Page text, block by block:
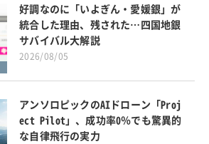
好調なのに「いよぎん・愛媛銀」が
統合した理由、残された…四国地銀
サバイバル大解説
2026/08/05
アンソロピックのAIドローン「Proj
ect Pilot」、成功率0％でも驚異的
な自律飛行の実力